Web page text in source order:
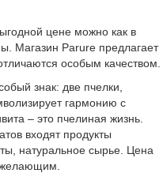
цене можно как в
Магазин Parure предлагает
особым качеством.
знак: две пчелки,
гармонию с
– это пчелиная жизнь.
входят продукты
натуральное сырье. Цена
желающим.